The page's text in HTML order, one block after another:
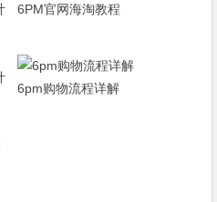
6PM官网海淘教程
6pm购物流程详解